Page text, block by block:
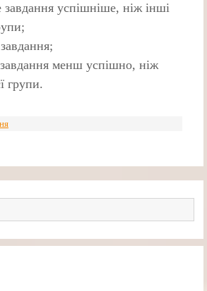
успішніше, ніж інші
менш успішно, ніж
групи.